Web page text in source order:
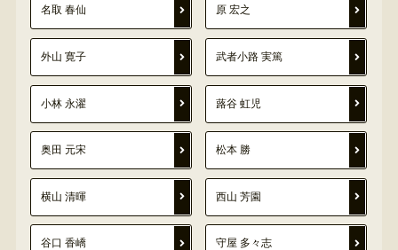
名取 春仙 原 宏之
外山 寛子 武者小路 実篤
小林 永濯 蕗谷 虹児
奥田 元宋 松本 勝
横山 清暉 西山 芳園
谷口 香嶠 守屋 多々志